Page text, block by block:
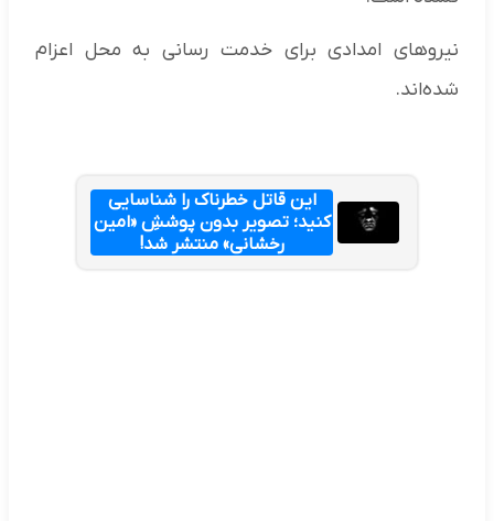
نیروهای امدادی برای خدمت رسانی به محل اعزام
شده‌اند.
این قاتل خطرناک را شناسایی
کنید؛ تصویر بدون پوششِ «امین
رخشانی» منتشر شد!